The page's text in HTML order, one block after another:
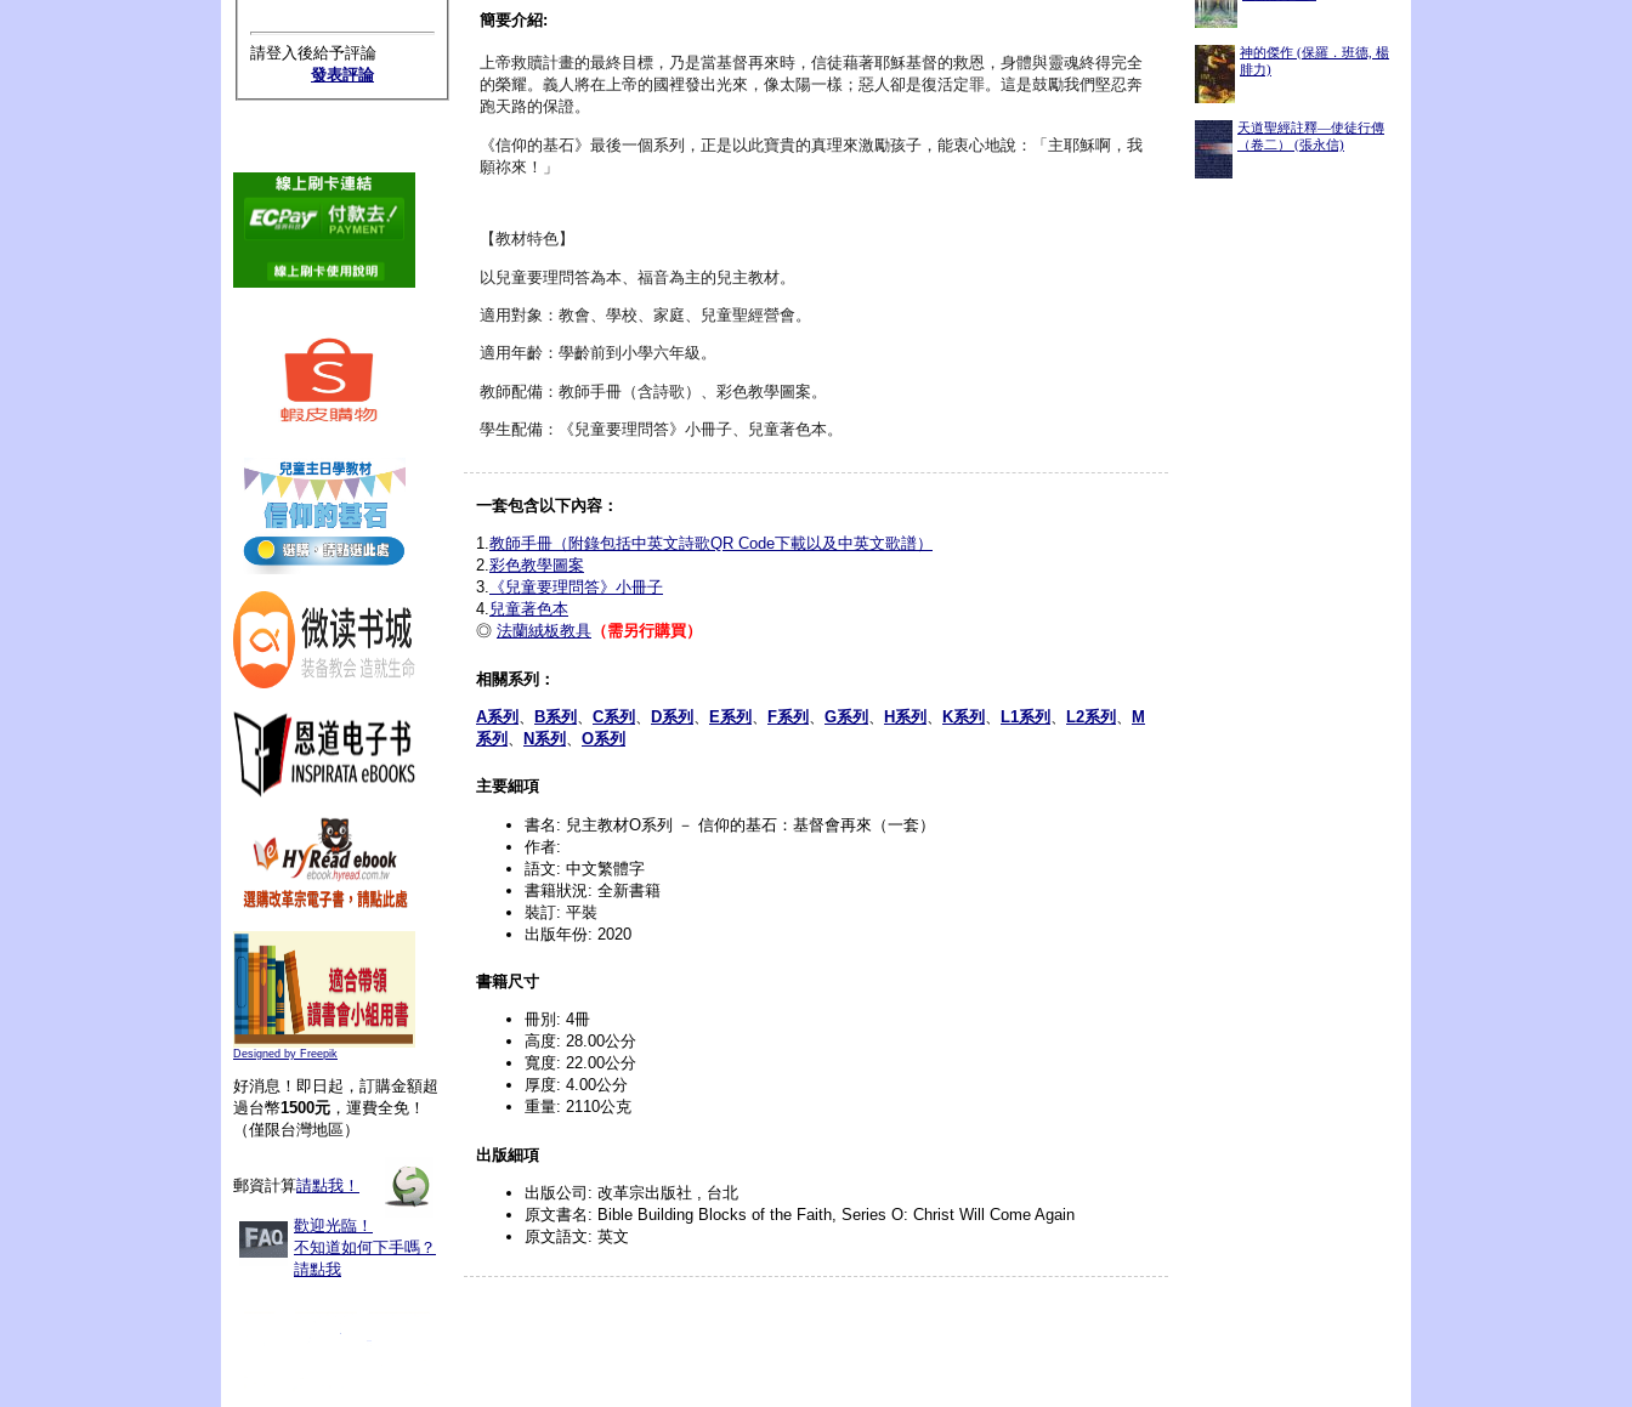
請登入後給予評論
發表評論
Designed by Freepik
好消息！即日起，訂購金額超
過台幣1500元 ，運費全免！
（僅限台灣地區）
郵資計算請點我！
歡迎光臨！
不知道如何下手嗎？
請點我
神的傑作 (保羅．班德, 楊
腓力)
天道聖經註釋—使徒行傳
（卷二） (張永信)
簡要介紹:
上帝救贖計畫的最終目標，乃是當基督再來時，信徒藉著耶穌基督的救恩，身體與靈魂終得完全
的榮耀。義人將在上帝的國裡發出光來，像太陽一樣；惡人卻是復活定罪。這是鼓勵我們堅忍奔
跑天路的保證。
《信仰的基石》最後一個系列，正是以此寶貴的真理來激勵孩子，能衷心地說：「主耶穌啊，我
願祢來！」
【教材特色】
以兒童要理問答為本、福音為主的兒主教材。
適用對象：教會、學校、家庭、兒童聖經營會。
適用年齡：學齡前到小學六年級。
教師配備：教師手冊（含詩歌）、彩色教學圖案。
學生配備：《兒童要理問答》小冊子、兒童著色本。
一套包含以下內容：
1.教師手冊（附錄包括中英文詩歌QR Code下載以及中英文歌譜）
2.彩色教學圖案
3. 《兒童要理問答》小冊子
4.兒童著色本
◎ 法蘭絨板教具 （需另行購買）
相關系列：
A系列 B系列 C系列 D系列 E系列 F系列 G系列 H系列 K系列 L1系列 L2系列
M
系列
N系列 O系列
主要細項
書名: 兒主教材O系列 － 信仰的基石：基督會再來（一套）
作者:
語文: 中文繁體字
書籍狀況: 全新書籍
裝訂: 平裝
出版年份: 2020
書籍尺寸
冊別: 4冊
高度: 28.00公分
寬度: 22.00公分
厚度: 4.00公分
重量: 2110公克
出版細項
出版公司: 改革宗出版社 , 台北
原文書名: Bible Building Blocks of the Faith, Series O: Christ Will Come Again
原文語文: 英文